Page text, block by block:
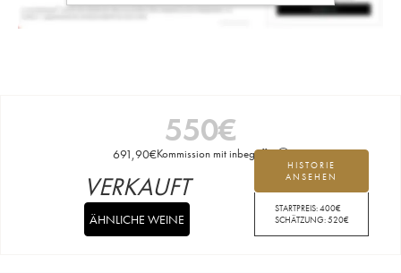
550€
691,90€Kommission mit inbegriffen
HISTORIE
ANSEHEN
STARTPREIS:400€
SCHÄTZUNG:520€
VERKAUFT
ÄHNLICHE WEINE